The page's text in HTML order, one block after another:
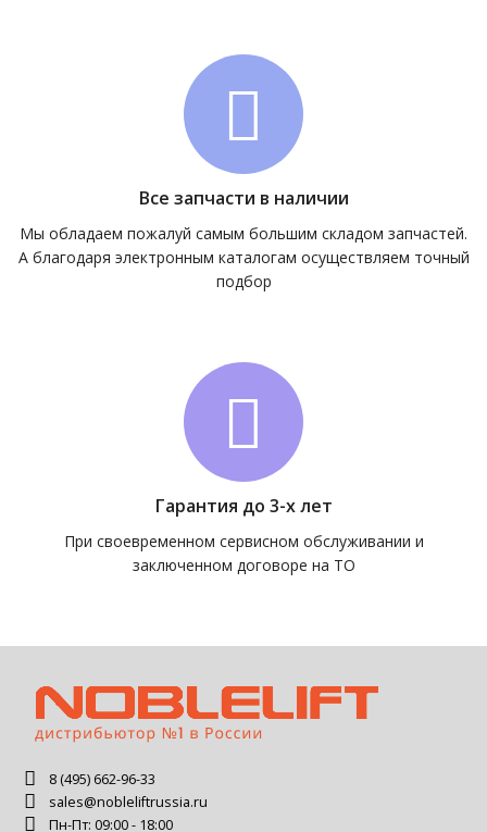
Все запчасти в наличии
Мы обладаем пожалуй самым большим складом запчастей.
А благодаря электронным каталогам осуществляем точный
подбор
Гарантия до 3-х лет
При своевременном сервисном обслуживании и
заключенном договоре на ТО
8 (495) 662-96-33
sales@nobleliftrussia.ru
Пн-Пт: 09:00 - 18:00